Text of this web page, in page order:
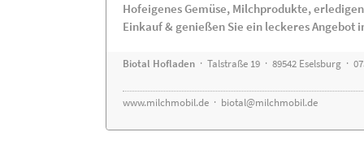
Hofeigenes Gemüse, Milchprodukte,
Einkauf & genießen Sie ein leckeres Angebot
Biotal Hofladen · Talstraße 19 · 89542 Eselsburg ·
www.milchmobil.de · biotal@milchmobil.de